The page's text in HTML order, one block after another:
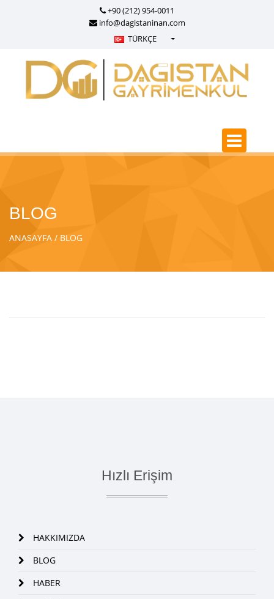
+90 (212) 954-0011
info@dagistaninan.com
TÜRKÇE
English - English
русский - Russian
Crnogorski - Montenegrin
BLOG
ANASAYFA BLOG
Hızlı Erişim
HAKKIMIZDA
BLOG
HABER